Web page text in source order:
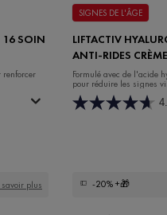
16 SOIN
renforcer
plus
SIGNES DE L'ÂGE
LIFTACTIV
ANTI-RIDES
Formulé avec de l'acide
pour réduire les signes
-20%+🎁